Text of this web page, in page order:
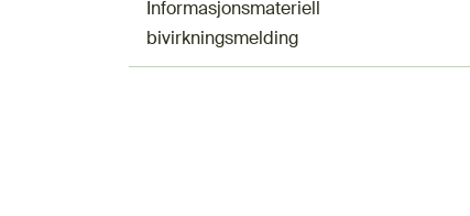
Informasjonsmateriell
bivirkningsmelding